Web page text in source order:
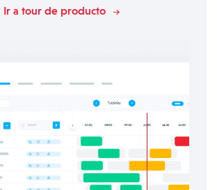
Ir a tour de producto